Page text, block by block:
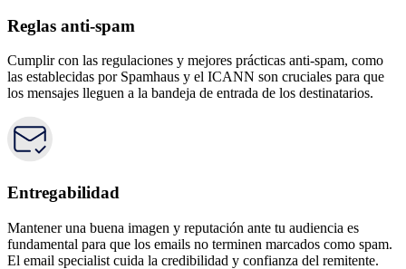
Reglas anti-spam
Cumplir con las regulaciones y mejores prácticas anti-spam, como
las establecidas por Spamhaus y el ICANN son cruciales para que
los mensajes lleguen a la bandeja de entrada de los destinatarios.
Entregabilidad
Mantener una buena imagen y reputación ante tu audiencia es
fundamental para que los emails no terminen marcados como spam.
El email specialist cuida la credibilidad y confianza del remitente.